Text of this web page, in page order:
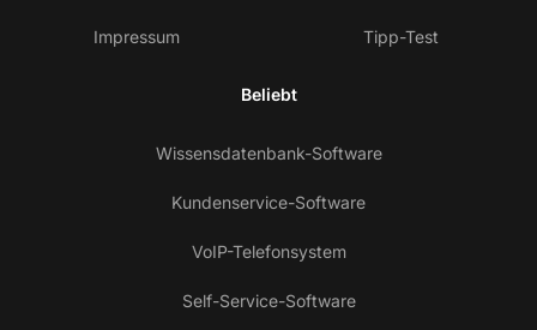
Impressum Tipp-Test
Beliebt
Wissensdatenbank-Software
Kundenservice-Software
VoIP-Telefonsystem
Self-Service-Software